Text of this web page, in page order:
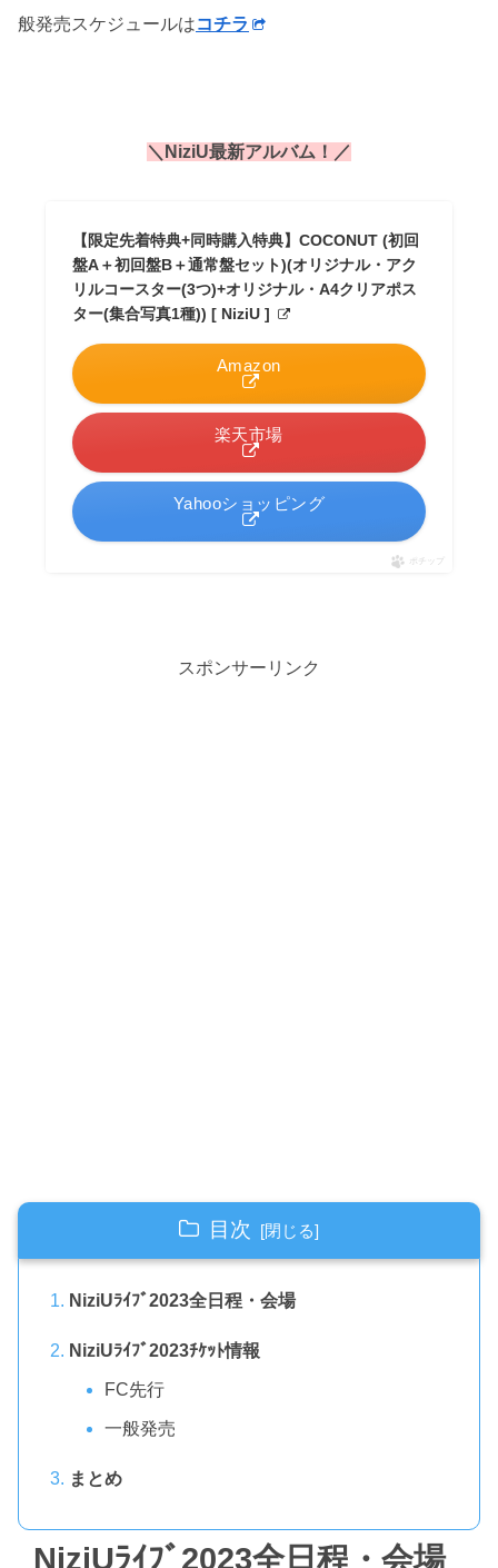
般発売スケジュールはコチラ
＼NiziU最新アルバム！／
【限定先着特典+同時購入特典】COCONUT (初回
盤A＋初回盤B＋通常盤セット)(オリジナル・アク
リルコースター(3つ)+オリジナル・A4クリアポス
ター(集合写真1種)) [ NiziU ]
Amazon
楽天市場
Yahooショッピング
ポチップ
スポンサーリンク
目次
NiziUﾗｲﾌﾞ2023全日程・会場
NiziUﾗｲﾌﾞ2023ﾁｹｯﾄ情報
FC先行
一般発売
まとめ
NiziUﾗｲﾌﾞ2023全日程・会場